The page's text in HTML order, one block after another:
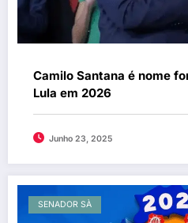
Camilo Santana é nome
Lula em 2026
Junho 23, 2025
SENADOR SÀ